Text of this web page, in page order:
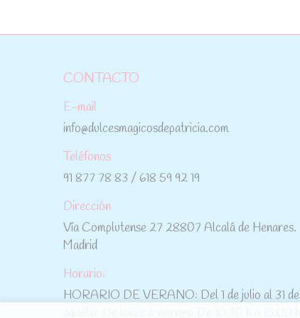
CONTACTO
E-mail
info@dulcesmagicosdepatricia.com
Teléfonos
91 877 78 83 / 618 59 92 19
Dirección
Vía Complutense 27 28807 Alcalá de Henares.
Madrid
Horario:
HORARIO DE VERANO: Del 1 de julio al 31 de